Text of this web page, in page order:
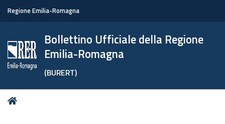
Regione Emilia-Romagna
Bollettino Ufficiale della Regione
Emilia-Romagna
(BURERT)
Tu